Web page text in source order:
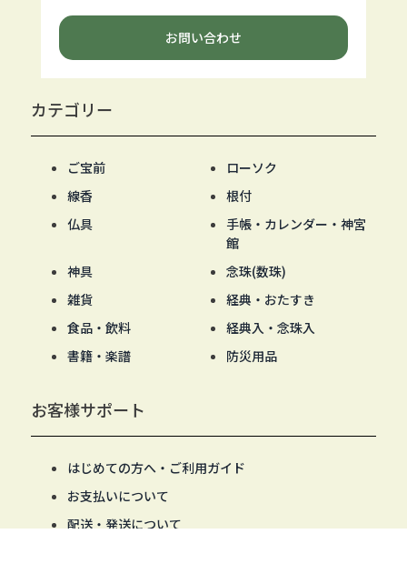
お問い合わせ
カテゴリー
ご宝前
ローソク
線香
根付
仏具
手帳・カレンダー・神宮
館
神具
念珠(数珠)
雑貨
経典・おたすき
食品・飲料
経典入・念珠入
書籍・楽譜
防災用品
お客様サポート
はじめての方へ・ご利用ガイド
お支払いについて
配送・発送について